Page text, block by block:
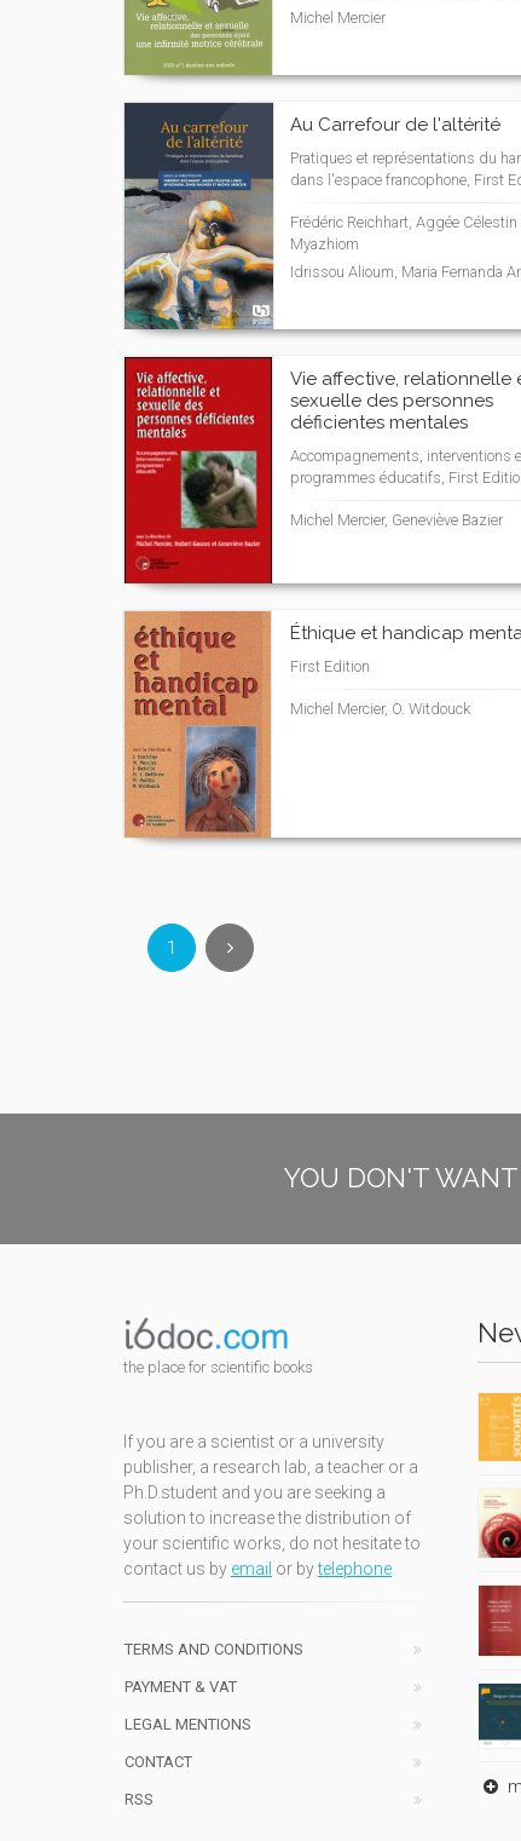
Michel Mercier
Au Carrefour de l'altérité
Pratiques et représentations du
dans l'espace francophone, First
Frédéric Reichhart, Aggée Célestin
Myazhiom
Idrissou Alioum, Maria Fernanda
Vie affective, relationnelle
sexuelle des personnes
déficientes mentales
Accompagnements, interventions
programmes éducatifs, First
Michel Mercier, Geneviève Bazier
Éthique et handicap
First Edition
Michel Mercier, O. Witdouck
1
YOU DON'T
the place for scientific books
If you are a scientist or a university
publisher, a research lab, a teacher or a
Ph.D.student and you are seeking a
solution to increase the distribution of
your scientific works, do not hesitate to
contact us by email or bytelephone
TERMS AND CONDITIONS
PAYMENT & VAT
LEGAL MENTIONS
CONTACT
RSS